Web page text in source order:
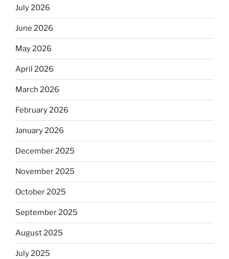
July 2026
June 2026
May 2026
April 2026
March 2026
February 2026
January 2026
December 2025
November 2025
October 2025
September 2025
August 2025
July 2025